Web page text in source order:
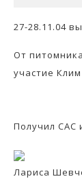
27-28.11.04
От
участие
Получил САС
Лариса